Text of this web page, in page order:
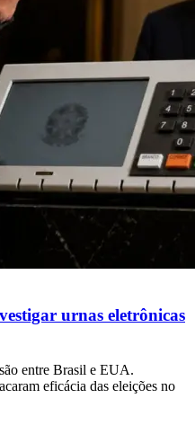
urnas eletrônicas
entre Brasil e EUA.
eficácia das eleições no